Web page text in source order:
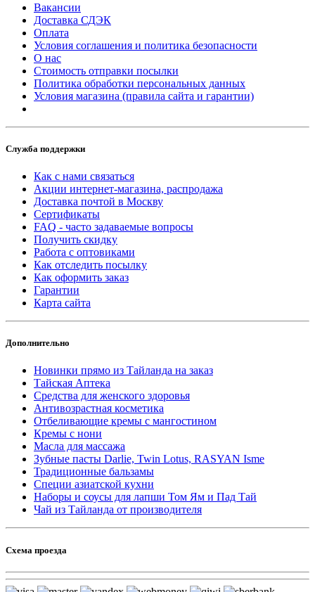
Вакансии
Доставка СДЭК
Оплата
Условия соглашения и политика безопасности
О нас
Стоимость отправки посылки
Политика обработки персональных данных
Условия магазина (правила сайта и гарантии)
Служба поддержки
Как с нами связаться
Акции интернет-магазина, распродажа
Доставка почтой в Москву
Сертификаты
FAQ - часто задаваемые вопросы
Получить скидку
Работа с оптовиками
Как отследить посылку
Как оформить заказ
Гарантии
Карта сайта
Дополнительно
Новинки прямо из Тайланда на заказ
Тайская Аптека
Средства для женского здоровья
Антивозрастная косметика
Отбеливающие кремы с мангостином
Кремы с нони
Масла для массажа
Зубные пасты Darlie, Twin Lotus, RASYAN Isme
Традиционные бальзамы
Специи азиатской кухни
Наборы и соусы для лапши Том Ям и Пад Тай
Чай из Тайланда от производителя
Схема проезда